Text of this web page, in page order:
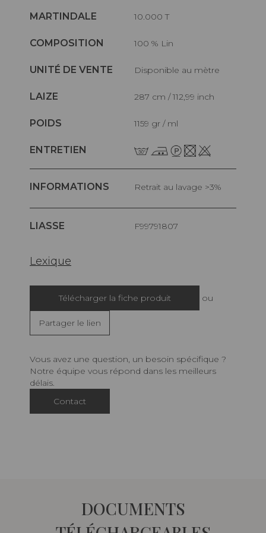
MARTINDALE 10.000 T
COMPOSITION 100 % Lin
UNITÉ DE VENTE Disponible au mètre
LAIZE 287 cm / 112,99 inch
POIDS 1159 gr / ml
ENTRETIEN
INFORMATIONS Retrait au lavage >3%
LIASSE F99791807
Lexique
Télécharger la fiche produit ou
Partager le lien
Vous avez une question, un besoin spécifique ?
Notre équipe vous répond dans les meilleurs
délais.
Contact
DOCUMENTS